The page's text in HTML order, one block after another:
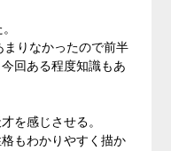
りなかったので前半
回ある程度知識もあ
を感じさせる。
もわかりやすく描か